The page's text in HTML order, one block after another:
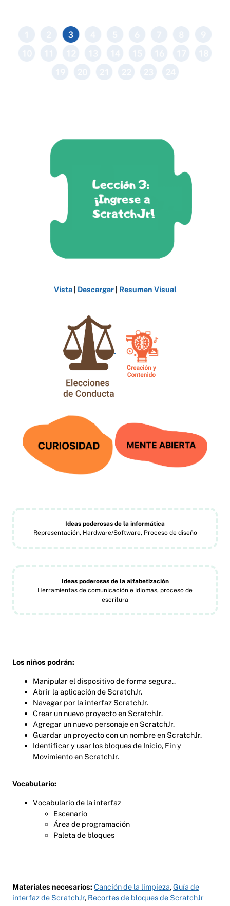
Vista| Descargar | Resumen Visual
Ideas poderosas de la informática
Representación, Hardware/Software, Proceso de diseño
Ideas poderosas de la alfabetización
Herramientas de comunicación e idiomas, proceso de
escritura
Los niños podrán:
Manipular el dispositivo de forma segura..
Abrir la aplicación de ScratchJr.
Navegar por la interfaz ScratchJr.
Crear un nuevo proyecto en ScratchJr.
Agregar un nuevo personaje en ScratchJr.
Guardar un proyecto con un nombre en ScratchJr.
Identificar y usar los bloques de Inicio, Fin y
Movimiento en ScratchJr.
Vocabulario:
Vocabulario de la interfaz
Escenario
Área de programación
Paleta de bloques
Materiales necesarios: Canción de la limpieza,Guía de
interfaz de ScratchJr, Recortes de bloques de ScratchJr